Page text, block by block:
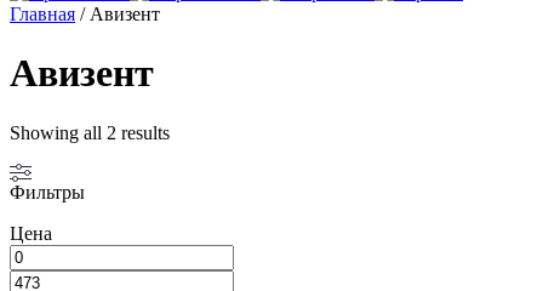
Главная / Авизент
Авизент
Showing all 2 results
Фильтры
Цена